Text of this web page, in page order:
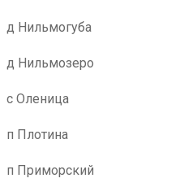
д Нильмогуба
д Нильмозеро
с Оленица
п Плотина
п Приморский